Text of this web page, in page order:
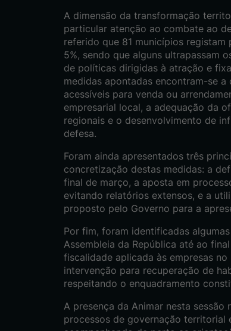
A dimensão da transformação
particular atenção ao combate ao
referido que 81 municípios registam
5%, sendo que alguns ultrapassam
de políticas dirigidas à atração e
medidas apontadas encontram-se
acessíveis para venda ou
empresarial local, a adequação da
regionais e o desenvolvimento de
defesa.
Foram ainda apresentados três
concretização destas medidas: a
final de março, a aposta em
evitando relatórios extensos, e a
proposto pelo Governo para a
Por fim, foram identificadas
Assembleia da República até ao
fiscalidade aplicada às empresas
intervenção para recuperação de
respeitando o enquadramento
A presença da Animar nesta
processos de governação territorial